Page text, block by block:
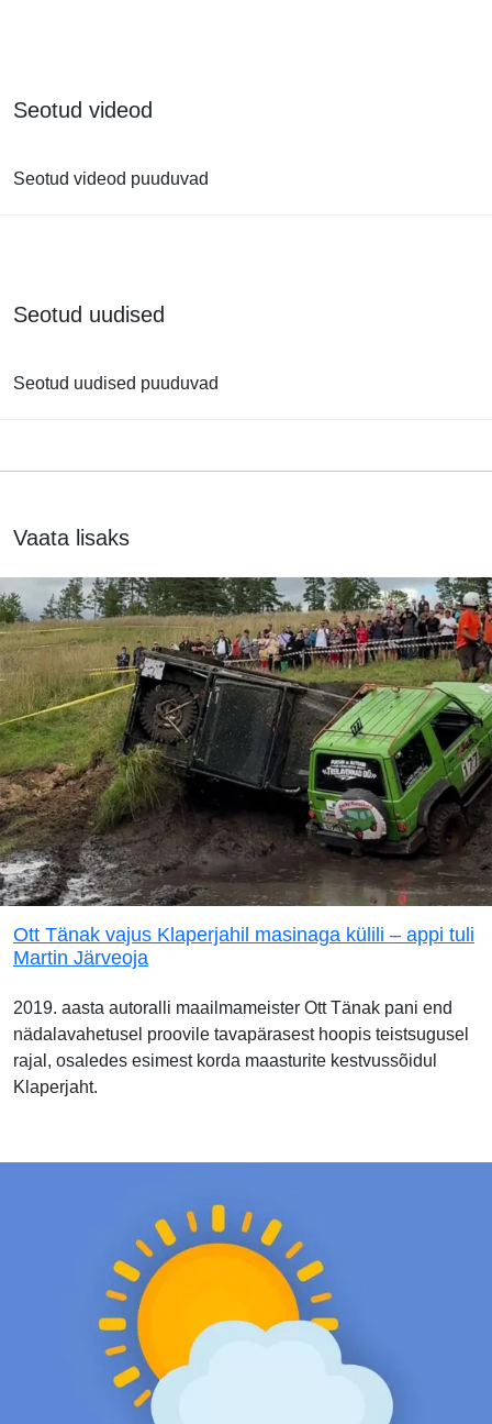
Seotud videod
Seotud videod puuduvad
Seotud uudised
Seotud uudised puuduvad
Vaata lisaks
Ott Tänak vajus Klaperjahil masinaga külili – appi tuli
Martin Järveoja
2019. aasta autoralli maailmameister Ott Tänak pani end
nädalavahetusel proovile tavapärasest hoopis teistsugusel
rajal, osaledes esimest korda maasturite kestvussõidul
Klaperjaht.